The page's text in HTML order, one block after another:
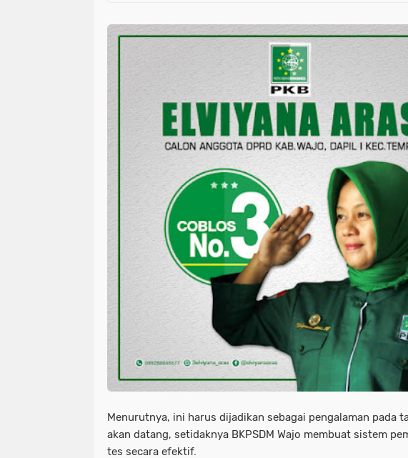
Menurutnya, ini harus dijadikan sebagai pengalaman pada
akan datang, setidaknya BKPSDM Wajo membuat sistem
tes secara efektif.